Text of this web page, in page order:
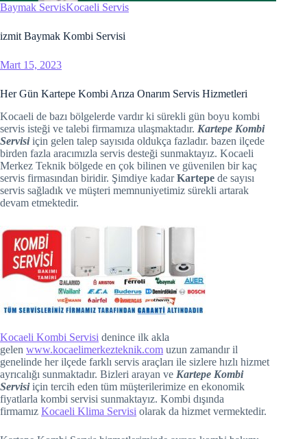
Panel
Baymak ServisKocaeli Servis
izmit Baymak Kombi Servisi
Mart 15, 2023
Her Gün Kartepe Kombi Arıza Onarım Servis Hizmetleri
Kocaeli de bazı bölgelerde vardır ki sürekli gün boyu kombi
servis isteği ve talebi firmamıza ulaşmaktadır. Kartepe Kombi
Servisiiçin gelen talep sayısıda oldukça fazladır. bazen ilçede
birden fazla aracımızla servis desteği sunmaktayız. Kocaeli
Merkez Teknik bölgede en çok bilinen ve güvenilen bir kaç
servis firmasından biridir. Şimdiye kadarKartepe de sayısı
servis sağladık ve müşteri memnuniyetimiz sürekli artarak
devam etmektedir.
Kocaeli Kombi Servisi denince ilk akla
gelen www.kocaelimerkezteknik.com uzun zamandır il
genelinde her ilçede farklı servis araçları ile sizlere hızlı hizmet
ayrıcalığı sunmaktadır. Bizleri arayan ve Kartepe Kombi
Servisiiçin tercih eden tüm müşterilerimize en ekonomik
fiyatlarla kombi servisi sunmaktayız. Kombi dışında
firmamız Kocaeli Klima Servisi olarak da hizmet vermektedir.